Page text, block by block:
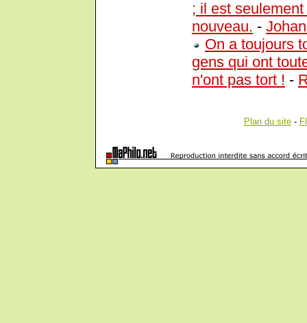
; il est
nouveau. -
On a toujours
gens qui ont
n'ont pas tort ! -
Plan du site-